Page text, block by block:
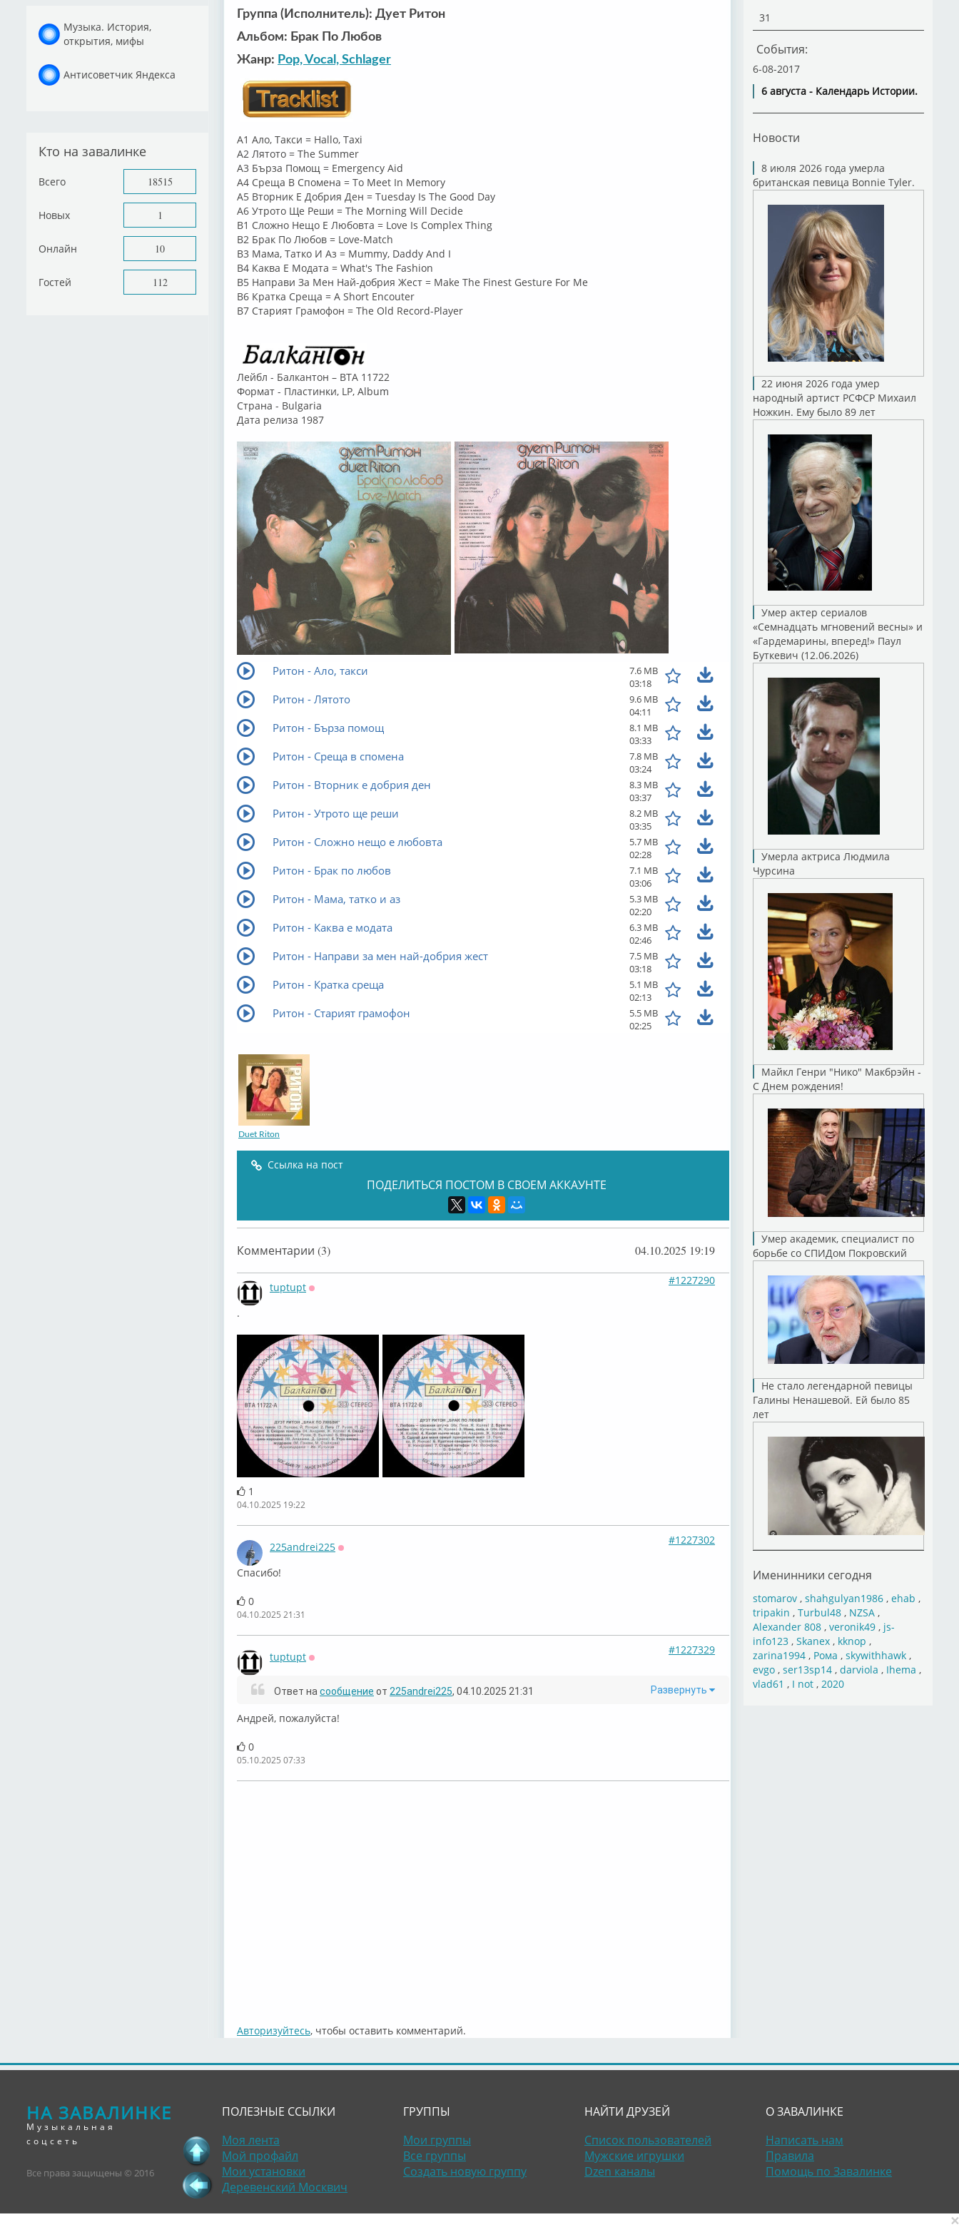
Музыка. История,
открытия, мифы
Антисоветчик Яндекса
Кто на завалинке
Всего 18515
Новых 1
Онлайн 10
Гостей 112
Группа (Исполнитель): Дует Ритон
Альбом: Брак По Любов
Жанр: Pop, Vocal, Schlager
A1 Ало, Такси = Hallo, Taxi
A2 Лятото = The Summer
A3 Бърза Помощ = Emergency Aid
A4 Среща В Спомена = To Meet In Memory
A5 Вторник Е Добрия Ден = Tuesday Is The Good Day
A6 Утрото Ще Реши = The Morning Will Decide
B1 Сложно Нещо Е Любовта = Love Is Complex Thing
B2 Брак По Любов = Love-Match
B3 Мама, Татко И Аз = Mummy, Daddy And I
B4 Каква Е Модата = What's The Fashion
B5 Направи За Мен Най-добрия Жест = Make The Finest Gesture For Me
B6 Кратка Среща = A Short Encouter
B7 Старият Грамофон = The Old Record-Player
Лейбл - Балкантон – ВТА 11722
Формат - Пластинки, LP, Album
Страна - Bulgaria
Дата релиза 1987
Ритон - Ало, такси
7.6 MB
03:18
Ритон - Лятото
9.6 MB
04:11
Ритон - Бърза помощ
8.1 MB
03:33
Ритон - Среща в спомена
7.8 MB
03:24
Ритон - Вторник е добрия ден
8.3 MB
03:37
Ритон - Утрото ще реши
8.2 MB
03:35
Ритон - Сложно нещо е любовта
5.7 MB
02:28
Ритон - Брак по любов
7.1 MB
03:06
Ритон - Мама, татко и аз
5.3 MB
02:20
Ритон - Каква е модата
6.3 MB
02:46
Ритон - Направи за мен най-добрия жест
7.5 MB
03:18
Ритон - Кратка среща
5.1 MB
02:13
Ритон - Старият грамофон
5.5 MB
02:25
Duet Riton
Ссылка на пост
ПОДЕЛИТЬСЯ ПОСТОМ В СВОЕМ АККАУНТЕ
Комментарии (3) 04.10.2025 19:19
tuptupt
#1227290
.
1
04.10.2025 19:22
225andrei225
#1227302
Спасибо!
0
04.10.2025 21:31
tuptupt
#1227329
Развернуть
Ответ на сообщение от 225andrei225, 04.10.2025 21:31
Андрей, пожалуйста!
0
05.10.2025 07:33
Авторизуйтесь, чтобы оставить комментарий.
31
События:
6-08-2017
6 августа - Календарь Истории.
Новости
8 июля 2026 года умерла
британская певица Bonnie Tyler.
22 июня 2026 года умер
народный артист РСФСР Михаил
Ножкин. Ему было 89 лет
Умер актер сериалов
«Семнадцать мгновений весны» и
«Гардемарины, вперед!» Паул
Буткевич (12.06.2026)
Умерла актриса Людмила
Чурсина
Майкл Генри "Нико" Макбрэйн -
С Днем рождения!
Умер академик, специалист по
борьбе со СПИДом Покровский
Не стало легендарной певицы
Галины Ненашевой. Ей было 85
лет
Именинники сегодня
stomarov, shahgulyan1986, ehab ,
tripakin , Turbul48, NZSA,
Alexander 808, veronik49, js-
info123, Skanex, kknop ,
zarina1994, Рома , skywithhawk,
evgo, ser13sp14, darviola , Ihema ,
vlad61 , I not, 2020
НА ЗАВАЛИНКЕ
Музыкальная
соцсеть
Все права защищены © 2016
ПОЛЕЗНЫЕ ССЫЛКИ
Моя лента
Мой профайл
Мои установки
Деревенский Москвич
ГРУППЫ
Мои группы
Все группы
Создать новую группу
НАЙТИ ДРУЗЕЙ
Список пользователей
Мужские игрушки
Dzen каналы
О ЗАВАЛИНКЕ
Написать нам
Правила
Помощь по Завалинке
×